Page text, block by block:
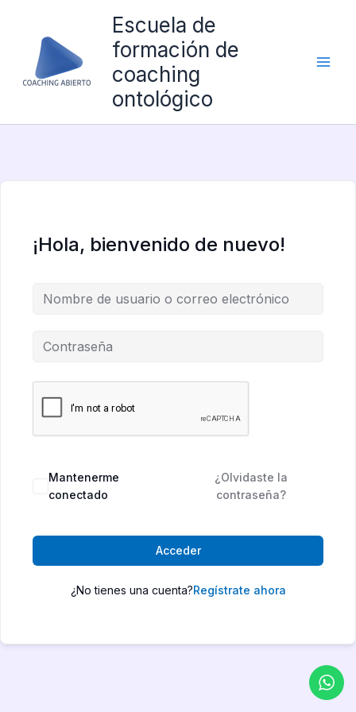
contenido
Escuela de
formación de
coaching
ontológico
¡Hola, bienvenido de nuevo!
Mantenerme
conectado
¿Olvidaste la
contraseña?
Acceder
¿No tienes una cuenta?Regístrate ahora